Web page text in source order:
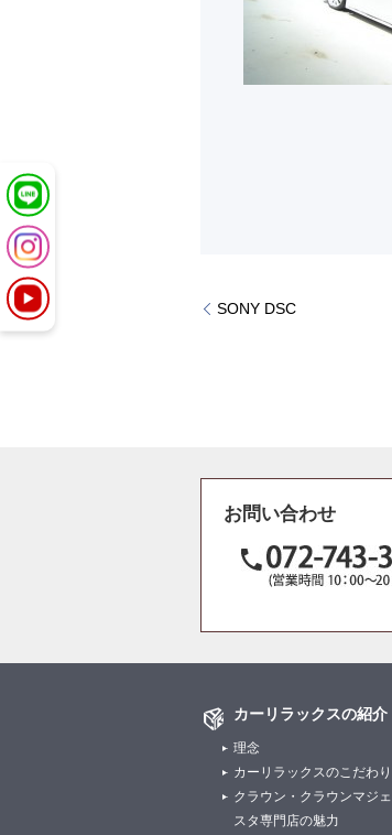
SONY DSC
お問い合わせ
カーリラックスの紹介
理念
カーリラックスのこだわり
クラウン・クラウンマジェ
スタ専門店の魅力